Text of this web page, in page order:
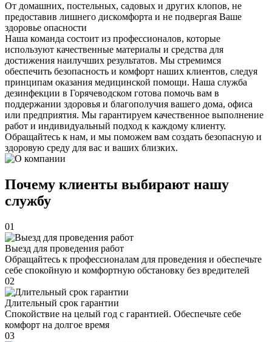
От домашних, постельных, садовых и других клопов, не
предоставив лишнего дискомфорта и не подвергая Ваше
здоровье опасности
Наша команда состоит из профессионалов, которые
используют качественные материалы и средства для
достижения наилучших результатов. Мы стремимся
обеспечить безопасность и комфорт наших клиентов, следуя
принципам оказания медицинской помощи. Наша служба
дезинфекции в Горячеводском готова помочь вам в
поддержании здоровья и благополучия вашего дома, офиса
или предприятия. Мы гарантируем качественное выполнение
работ и индивидуальный подход к каждому клиенту.
Обращайтесь к нам, и мы поможем вам создать безопасную и
здоровую среду для вас и ваших близких.
Почему клиенты выбирают нашу
службу
01
Выезд для проведения работ
Обращайтесь к профессионалам для проведения и обеспечьте
себе спокойную и комфортную обстановку без вредителей
02
Длительный срок гарантии
Спокойствие на целый год с гарантией. Обеспечьте себе
комфорт на долгое время
03